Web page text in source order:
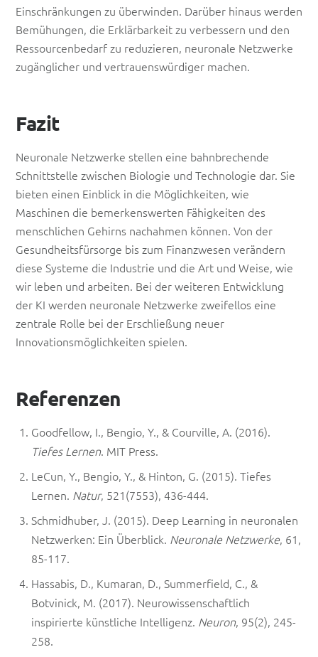
Einschränkungen zu überwinden. Darüber hinaus werden
Bemühungen, die Erklärbarkeit zu verbessern und den
Ressourcenbedarf zu reduzieren, neuronale Netzwerke
zugänglicher und vertrauenswürdiger machen.
Fazit
Neuronale Netzwerke stellen eine bahnbrechende
Schnittstelle zwischen Biologie und Technologie dar. Sie
bieten einen Einblick in die Möglichkeiten, wie
Maschinen die bemerkenswerten Fähigkeiten des
menschlichen Gehirns nachahmen können. Von der
Gesundheitsfürsorge bis zum Finanzwesen verändern
diese Systeme die Industrie und die Art und Weise, wie
wir leben und arbeiten. Bei der weiteren Entwicklung
der KI werden neuronale Netzwerke zweifellos eine
zentrale Rolle bei der Erschließung neuer
Innovationsmöglichkeiten spielen.
Referenzen
Goodfellow, I., Bengio, Y., & Courville, A. (2016).
Tiefes Lernen. MIT Press.
LeCun, Y., Bengio, Y., & Hinton, G. (2015). Tiefes
Lernen. Natur, 521(7553), 436-444.
Schmidhuber, J. (2015). Deep Learning in neuronalen
Netzwerken: Ein Überblick. Neuronale Netzwerke, 61,
85-117.
Hassabis, D., Kumaran, D., Summerfield, C., &
Botvinick, M. (2017). Neurowissenschaftlich
inspirierte künstliche Intelligenz. Neuron, 95(2), 245-
258.